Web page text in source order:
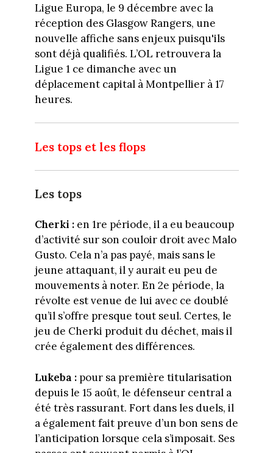
Ligue Europa, le 9 décembre avec la
réception des Glasgow Rangers, une
nouvelle affiche sans enjeux puisqu'ils
sont déjà qualifiés. L’OL retrouvera la
Ligue 1 ce dimanche avec un
déplacement capital à Montpellier à 17
heures.
Les tops et les flops
Les tops
Cherki : en 1re période, il a eu beaucoup
d’activité sur son couloir droit avec Malo
Gusto. Cela n’a pas payé, mais sans le
jeune attaquant, il y aurait eu peu de
mouvements à noter. En 2e période, la
révolte est venue de lui avec ce doublé
qu’il s’offre presque tout seul. Certes, le
jeu de Cherki produit du déchet, mais il
crée également des différences.
Lukeba :pour sa première titularisation
depuis le 15 août, le défenseur central a
été très rassurant. Fort dans les duels, il
a également fait preuve d’un bon sens de
l’anticipation lorsque cela s’imposait. Ses